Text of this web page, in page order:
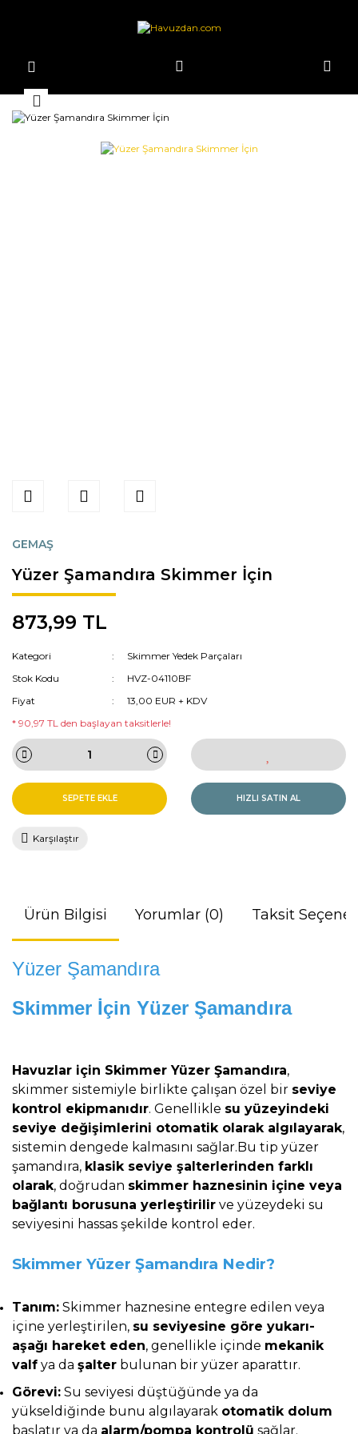
GEMAŞ
Yüzer Şamandıra Skimmer İçin
873,99 TL
Kategori
Skimmer Yedek Parçaları
Stok Kodu
HVZ-04110BF
Fiyat
13,00 EUR + KDV
* 90,97 TL den başlayan taksitlerle!
SEPETE EKLE HIZLI SATIN AL
Karşılaştır
Ürün Bilgisi Yorumlar (0) Taksit
Yüzer Şamandıra
Skimmer İçin Yüzer Şamandıra
Havuzlar için Skimmer Yüzer Şamandıra,
skimmer sistemiyle birlikte çalışan özel bir seviye
kontrol ekipmanıdır. Genellikle su yüzeyindeki
seviye değişimlerini otomatik olarak algılayarak,
sistemin dengede kalmasını sağlar.Bu tip yüzer
şamandıra, klasik seviye şalterlerinden farklı
olarak, doğrudan skimmer haznesinin içine veya
bağlantı borusuna yerleştirilir ve yüzeydeki su
seviyesini hassas şekilde kontrol eder.
Skimmer Yüzer Şamandıra Nedir?
Tanım: Skimmer haznesine entegre edilen veya
içine yerleştirilen, su seviyesine göre yukarı-
aşağı hareket eden, genellikle içinde mekanik
valf ya da şalter bulunan bir yüzer aparattır.
Görevi: Su seviyesi düştüğünde ya da
yükseldiğinde bunu algılayarak otomatik dolum
başlatır ya da alarm/pompa kontrolü sağlar.